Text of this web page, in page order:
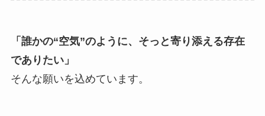
「誰かの“空気”のように、そっと寄り添える存在
でありたい」
そんな願いを込めています。